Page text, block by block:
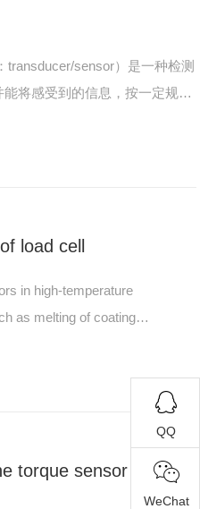
将感受到的信息，按一定规律
微型化：
load cell
in high-temperature
as melting of coating
operate in high temperature
torque sensor and the
QQ
WeChat